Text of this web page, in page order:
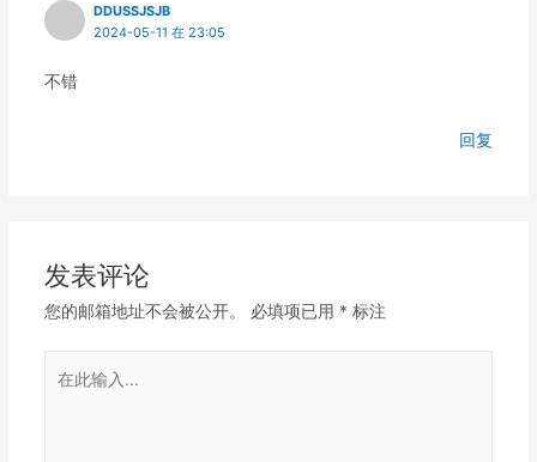
DDUSSJSJB
2024-05-11 在 23:05
不错
回复
发表评论
您的邮箱地址不会被公开。 必填项已用 * 标注